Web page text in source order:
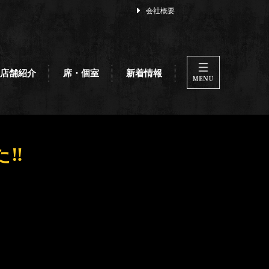
会社概要
店舗紹介 席・個室 新着情報
‼️